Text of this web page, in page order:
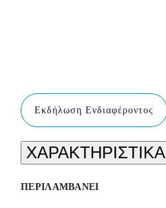
Εκδήλωση Ενδιαφέροντος
ΧΑΡΑΚΤΗΡΙΣΤΙΚΑ
ΠΕΡΙΛΑΜΒΑΝΕΙ